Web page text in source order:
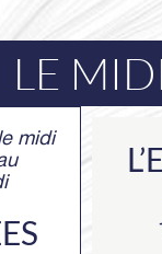
LE MIDI
midi